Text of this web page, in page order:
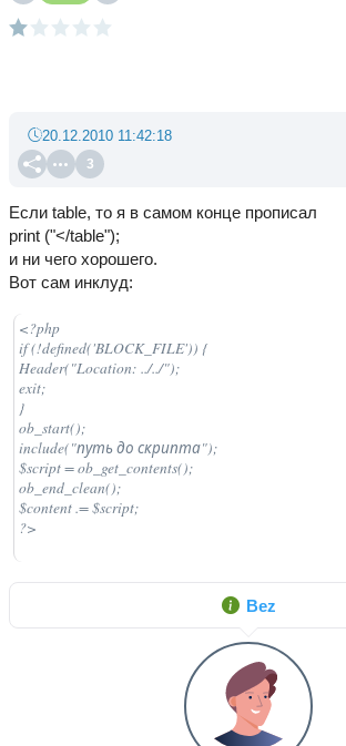
3
20.12.2010 11:42:18
Если table, то я в самом конце прописал
print ("</table");
и ни чего хорошего.
Вот сам инклуд:
<?php
if (!defined('BLOCK_FILE')) {
Header("Location: ../../");
exit;
}
ob_start();
include("путь до скрипта");
$script = ob_get_contents();
ob_end_clean();
$content .= $script;
?>
Bez